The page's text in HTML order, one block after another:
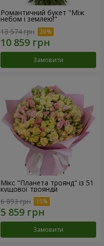
Романтичний букет "Між
небом і землею!"
13 574 грн
Замовити
Мікс "Планета троянд" із 51
кущової троянди
6 893 грн
Замовити